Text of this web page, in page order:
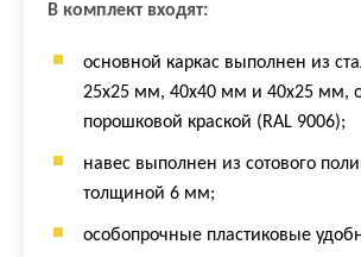
В комплект входят:
основной каркас выполнен из
25х25 мм, 40х40 мм и 40х25 мм,
порошковой краской (RAL 9006);
навес выполнен из сотового
толщиной 6 мм;
особопрочные пластиковые